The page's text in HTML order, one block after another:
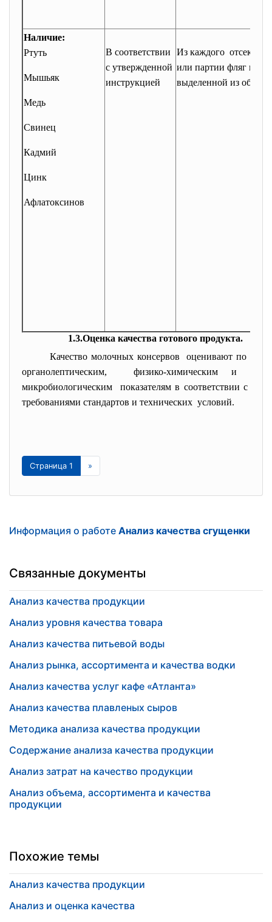
Наличие:
Ртуть
Мышьяк
Медь
Свинец
Кадмий
Цинк
Афлатоксинов
В соответствии
с утвержденной
инструкцией
Из каждого отсека
или партии фляг в
выделенной из
1.3.Оценка качества готового продукта.
Качество молочных консервов оценивают по
органолептическим, физико-химическим и
микробиологическим показателям в соответствии с
требованиями стандартов и технических условий.
Страница 1 »
Информация о работе Анализ качества сгущенки
Связанные документы
Анализ качества продукции
Анализ уровня качества товара
Анализ качества питьевой воды
Анализ рынка, ассортимента и качества водки
Анализ качества услуг кафе «Атланта»
Анализ качества плавленых сыров
Методика анализа качества продукции
Содержание анализа качества продукции
Анализ затрат на качество продукции
Анализ объема, ассортимента и качества
продукции
Похожие темы
Анализ качества продукции
Анализ и оценка качества